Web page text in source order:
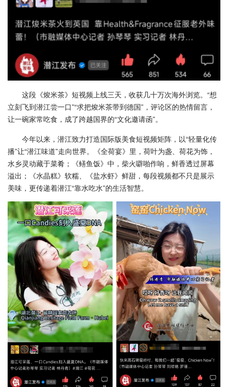
这段《焌米茶》短视频上线三天，收获几十万次海外浏览。“想
立刻飞到潜江尝一口”“求把焌米茶带到德国”，评论区的热情留言，
让一碗家常吃食，成了跨越国界的“文化邀请函”。
今年以来，潜江致力打造国际版美食短视频矩阵，以“轻量化传
播”让“潜江味道”走向世界。《全荷宴》里，荷叶为盏、荷花为饰，
水乡灵动藏于菜肴；《鳝鱼饭》中，柴火噼啪作响，鲜香透过屏幕
溢出；《水晶糕》软糯、《盐水虾》鲜甜，每段视频都不只是展示
美味，更传递着潜江“靠水吃水”的生活智慧。